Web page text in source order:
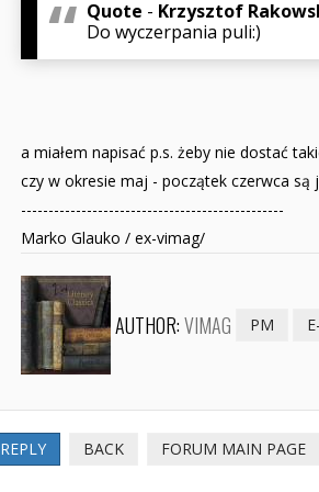
Quote - Krzysztof
Do wyczerpania puli:)
a miałem napisać p.s. żeby nie dostać
czy w okresie maj - początek czerwca są
------------------------------------------------
Marko Glauko / ex-vimag/
AUTHOR:VIMAG PM
REPLY BACK FORUM MAIN PAGE